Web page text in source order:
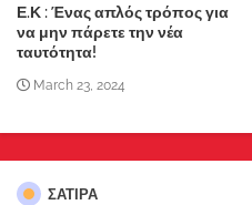
Ε.Κ : Ένας απλός τρόπος για
να μην πάρετε την νέα
ταυτότητα!
March 23, 2024
ΣΑΤΙΡΑ